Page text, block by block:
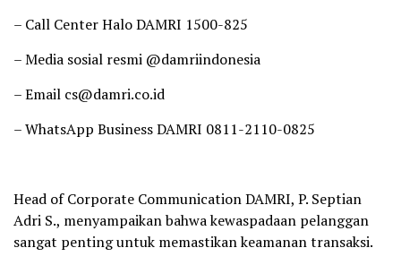
– Call Center Halo DAMRI 1500-825
– Media sosial resmi @damriindonesia
– ⁠Email cs@damri.co.id
– ⁠WhatsApp Business DAMRI 0811-2110-0825
Head of Corporate Communication DAMRI, P. Septian
Adri S., menyampaikan bahwa kewaspadaan pelanggan
sangat penting untuk memastikan keamanan transaksi.